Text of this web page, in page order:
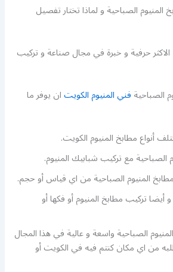
الصباحية و لماذا تختار تفصيل
حرفية و خبرة في مجال صناعة و تركيب
الصباحيةفني المنيوم الكويتان يوفر ما
أنواع مطابخ المنيوم الكويت.
الصباحية مع تركيب شبابيك المنيوم.
المنيوم الصباحية من اي قياس أو حجم.
أيضا تركيب مطابخ المنيوم أو فكها أو
الصباحية واسعة و عالية في هذا المجال
من اي مكان كنتم فيه في الكويت أو